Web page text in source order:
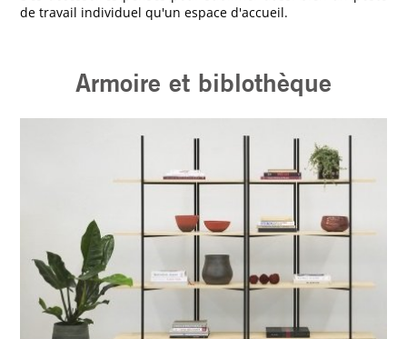
de travail individuel qu'un espace d'accueil.
Armoire et biblothèque